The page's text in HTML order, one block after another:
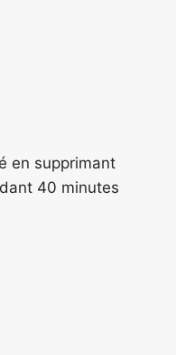
en supprimant
40 minutes